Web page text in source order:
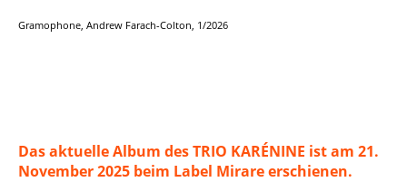
Gramophone, Andrew Farach-Colton, 1/2026
Das aktuelle Album des TRIO KARÉNINE ist am 21.
November 2025 beim Label Mirare erschienen.